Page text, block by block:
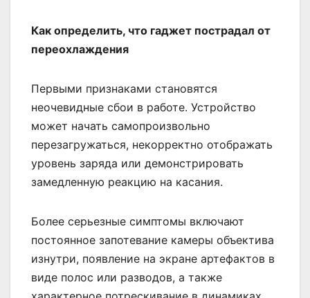
Как определить, что гаджет пострадал от
переохлаждения
Первыми признаками становятся
неочевидные сбои в работе. Устройство
может начать самопроизвольно
перезагружаться, некорректно отображать
уровень заряда или демонстрировать
замедленную реакцию на касания.
Более серьезные симптомы включают
постоянное запотевание камеры объектива
изнутри, появление на экране артефактов в
виде полос или разводов, а также